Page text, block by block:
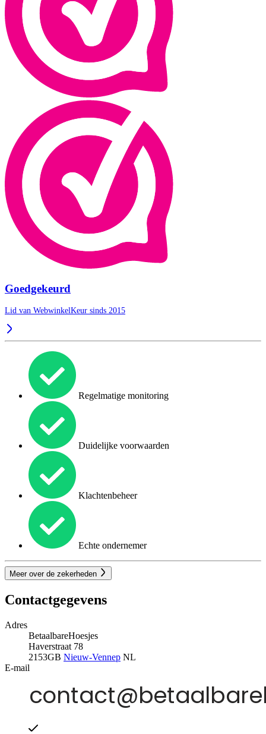
Goedgekeurd
Lid van WebwinkelKeur sinds 2015
Regelmatige monitoring
Duidelijke voorwaarden
Klachtenbeheer
Echte ondernemer
Meer over de zekerheden
Contactgegevens
Adres
BetaalbareHoesjes
Haverstraat 78
2153GB Nieuw-Vennep NL
E-mail